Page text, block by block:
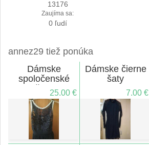
13176
Zaujíma sa:
0 ľudí
annez29 tiež ponúka
Dámske
spoločenské
šaty25.00 €
Dámske čierne
šaty
7.00 €